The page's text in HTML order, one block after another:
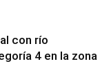
con río
4 en la zona